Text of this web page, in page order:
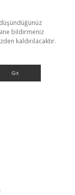
bildirmeniz
kaldırılacaktır.